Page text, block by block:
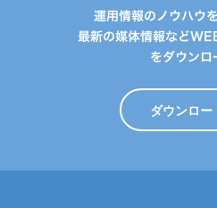
運用情報のノウハウ
最新の媒体情報など
をダウンロ
ダウンロー